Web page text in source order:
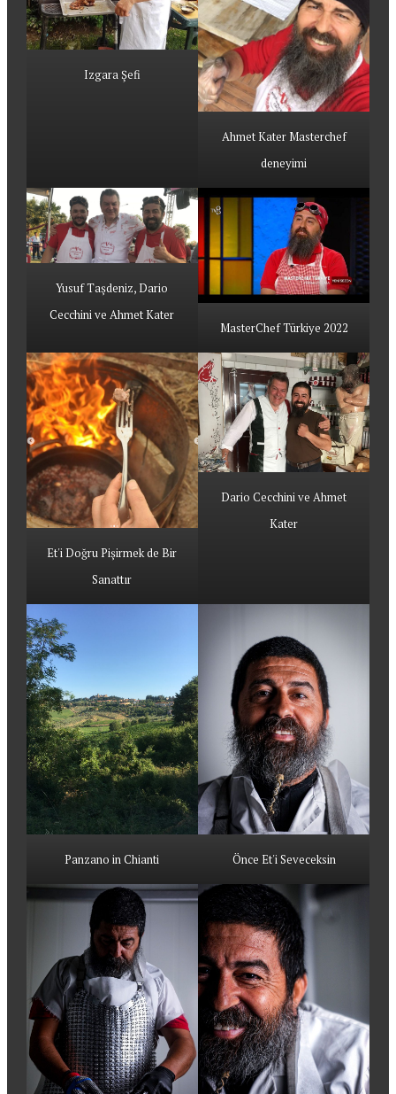
Izgara Şefi
Ahmet Kater Masterchef
deneyimi
Yusuf Taşdeniz, Dario
Cecchini ve Ahmet Kater
MasterChef Türkiye 2022
Et'i Doğru Pişirmek de Bir
Sanattır
Dario Cecchini ve Ahmet
Kater
Panzano in Chianti Önce Et'i Seveceksin